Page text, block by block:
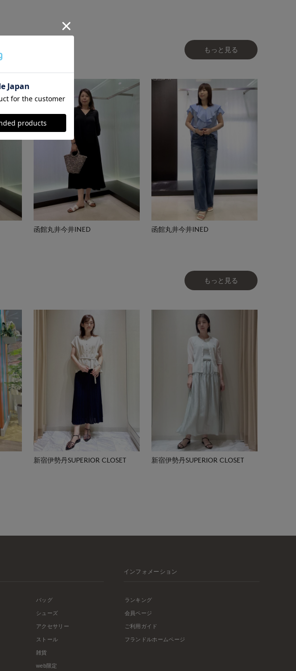
もっと見る
函館丸井今井INED 函館丸井今井INED
もっと見る
新宿伊勢丹SUPERIOR CLOSET 新宿伊勢丹SUPERIOR CLOSET
バッグ
シューズ
アクセサリー
ストール
雑貨
web限定
インフォメーション
ランキング
会員ページ
ご利用ガイド
フランドルホームページ